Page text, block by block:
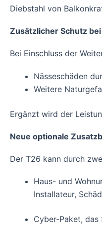
Diebstahl von
Zusätzlicher Schutz
Bei Einschluss der
Nässeschäden
Weitere
Ergänzt wird der
Neue optionale
Der T26 kann durch
Haus- und
Installateur,
Cyber-Paket,